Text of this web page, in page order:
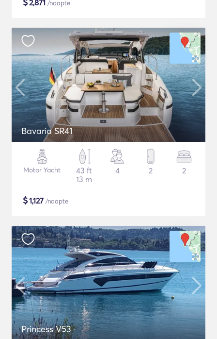
2,871 /noapte
Bavaria SR41
Motor Yacht
43 ft
13 m
4 2 2
$1,127 /noapte
Princess V53